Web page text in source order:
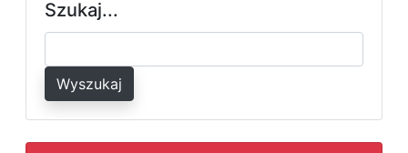
Szukaj...
Wyszukaj